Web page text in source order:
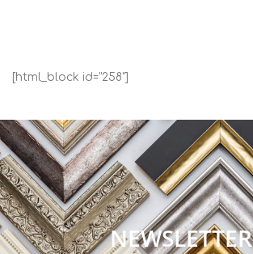
[html_block id="258"]
NEWSLETTER